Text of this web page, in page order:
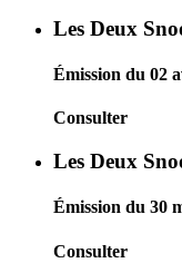
Les Deux
Émission du 02
Consulter
Les Deux
Émission du 30
Consulter